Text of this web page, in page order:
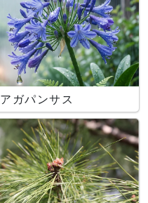
アガパンサス